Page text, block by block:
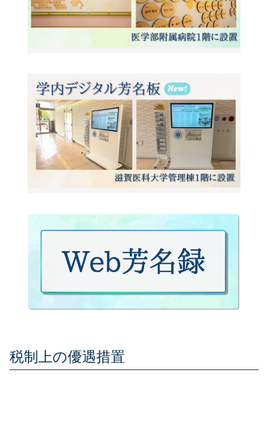
税制上の優遇措置